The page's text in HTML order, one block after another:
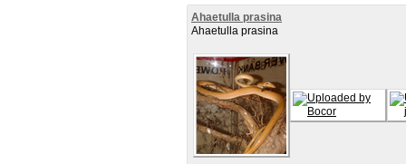
Ahaetulla prasina
Ahaetulla prasina